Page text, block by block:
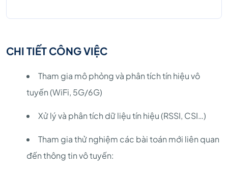
CHI TIẾT CÔNG VIỆC
Tham gia mô phỏng và phân tích tín hiệu vô
tuyến (WiFi, 5G/6G)
Xử lý và phân tích dữ liệu tín hiệu (RSSI, CSI…)
Tham gia thử nghiệm các bài toán mới liên quan
đến thông tin vô tuyến: